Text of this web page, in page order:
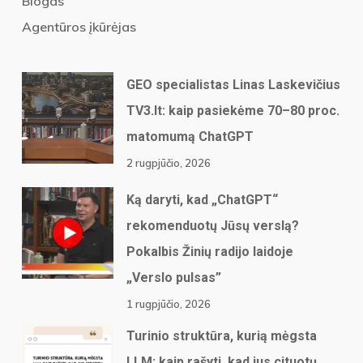
Agentūros įkūrėjas
GEO specialistas Linas Laskevičius
TV3.lt: kaip pasiekėme 70–80 proc.
matomumą ChatGPT
2 rugpjūčio, 2026
Ką daryti, kad „ChatGPT“
rekomenduotų Jūsų verslą?
Pokalbis Žinių radijo laidoje
„Verslo pulsas”
1 rugpjūčio, 2026
Turinio struktūra, kurią mėgsta